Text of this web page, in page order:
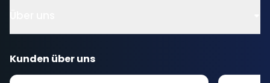
Kunden über uns